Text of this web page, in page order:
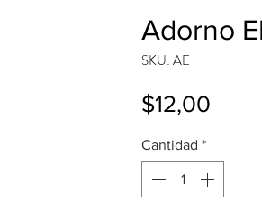
Adorno
SKU: AE
$12,00
Cantidad *